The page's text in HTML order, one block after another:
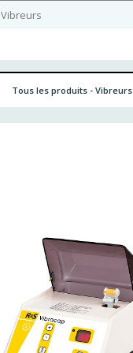
Vibreurs
Tous les produits - Vibreurs